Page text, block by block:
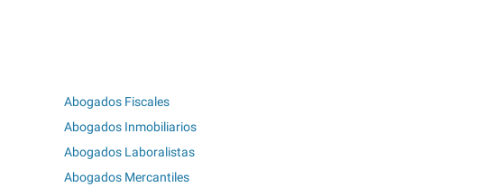
Abogados Fiscales
Abogados Inmobiliarios
Abogados Laboralistas
Abogados Mercantiles